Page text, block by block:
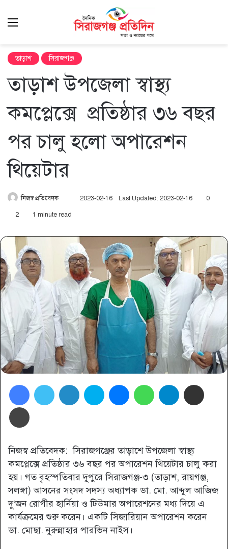
Menu
তাড়াশ সিরাজগঞ্জ
তাড়াশ উপজেলা স্বাস্থ্য
কমপ্লেক্সে প্রতিষ্ঠার ৩৬ বছর
পর চালু হলো অপারেশন
থিয়েটার
নিজস্ব প্রতিবেদক
Send2023-02-16 Last Updated: 2023-02-16 0
2 1 minute read
Facebook
Twitter LinkedInSkype MessengerWhatsAppTelegram
প্রিন্ট
নিজস্ব প্রতিবেদক: সিরাজগঞ্জের তাড়াশে উপজেলা স্বাস্থ্য
কমপ্লেক্সে প্রতিষ্ঠার ৩৬ বছর পর অপারেশন থিয়েটার চালু করা
হয়। গত বৃহস্পতিবার দুপুরে সিরাজগঞ্জ-৩ (তাড়াশ, রায়গঞ্জ,
সলঙ্গা) আসনের সংসদ সদস্য অধ্যাপক ডা. মো. আব্দুল আজিজ
দু‘জন রোগীর হার্নিয়া ও টিউমার অপারেশনের মধ্য দিয়ে এ
কার্যক্রমের শুরু করেন। একটি সিজারিয়ান অপারেশন করেন
ডা. মোছা. নুরুন্নাহার পারভিন নাইস।